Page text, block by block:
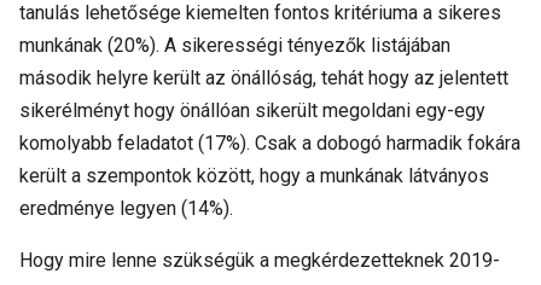
tanulás lehetősége kiemelten fontos kritériuma a sikeres
munkának (20%). A sikerességi tényezők listájában
második helyre került az önállóság, tehát hogy az jelentett
sikerélményt hogy önállóan sikerült megoldani egy-egy
komolyabb feladatot (17%). Csak a dobogó harmadik fokára
került a szempontok között, hogy a munkának látványos
eredménye legyen (14%).
Hogy mire lenne szükségük a megkérdezetteknek 2019-